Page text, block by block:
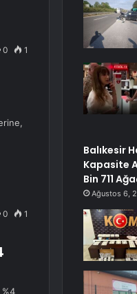
0 1
0 1
%4
Balıkesir
Kapasite
Bin 711
Ağustos 6,